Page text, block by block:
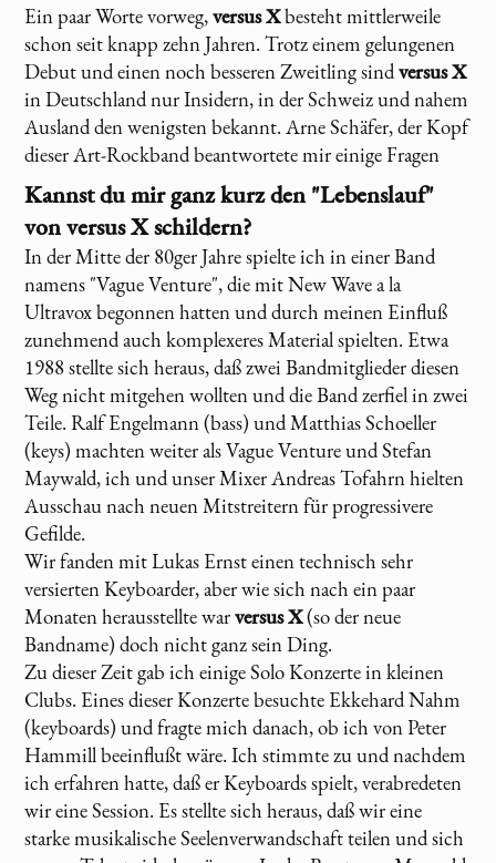
Ein paar Worte vorweg,versus Xbesteht mittlerweile
schon seit knapp zehn Jahren. Trotz einem gelungenen
Debut und einen noch besseren Zweitling sindversus X
in Deutschland nur Insidern, in der Schweiz und nahem
Ausland den wenigsten bekannt. Arne Schäfer, der Kopf
dieser Art-Rockband beantwortete mir einige Fragen
Kannst du mir ganz kurz den "Lebenslauf"
vonversus Xschildern?
In der Mitte der 80ger Jahre spielte ich in einer Band
namens "Vague Venture", die mit New Wave a la
Ultravox begonnen hatten und durch meinen Einfluß
zunehmend auch komplexeres Material spielten. Etwa
1988 stellte sich heraus, daß zwei Bandmitglieder diesen
Weg nicht mitgehen wollten und die Band zerfiel in zwei
Teile. Ralf Engelmann (bass) und Matthias Schoeller
(keys) machten weiter als Vague Venture und Stefan
Maywald, ich und unser Mixer Andreas Tofahrn hielten
Ausschau nach neuen Mitstreitern für progressivere
Gefilde.
Wir fanden mit Lukas Ernst einen technisch sehr
versierten Keyboarder, aber wie sich nach ein paar
Monaten herausstellte warversus X(so der neue
Bandname) doch nicht ganz sein Ding.
Zu dieser Zeit gab ich einige Solo Konzerte in kleinen
Clubs. Eines dieser Konzerte besuchte Ekkehard Nahm
(keyboards) und fragte mich danach, ob ich von Peter
Hammill beeinflußt wäre. Ich stimmte zu und nachdem
ich erfahren hatte, daß er Keyboards spielt, verabredeten
wir eine Session. Es stellte sich heraus, daß wir eine
starke musikalische Seelenverwandschaft teilen und sich